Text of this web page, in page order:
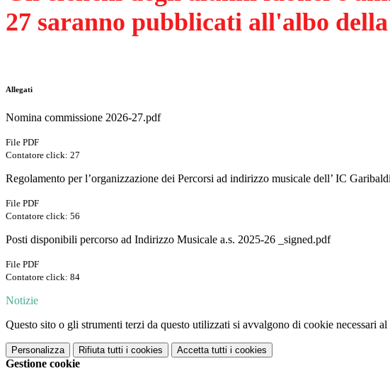
27 saranno pubblicati all'albo
Allegati
Nomina commissione 2026-27.pdf
File PDF
Contatore click: 27
Regolamento per l’organizzazione dei Percorsi ad indirizzo musicale dell’ IC
File PDF
Contatore click: 56
Posti disponibili percorso ad Indirizzo Musicale a.s. 2025-26 _signed.pdf
File PDF
Contatore click: 84
Notizie
Questo sito o gli strumenti terzi da questo utilizzati si avvalgono di cookie necessari
Personalizza Rifiuta tutti i cookies Accetta tutti i cookies
Gestione cookie